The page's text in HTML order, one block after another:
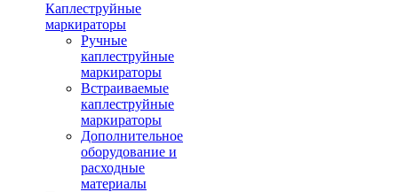
Каплеструйные
маркираторы
Ручные
каплеструйные
маркираторы
Встраиваемые
каплеструйные
маркираторы
Дополнительное
оборудование и
расходные
материалы